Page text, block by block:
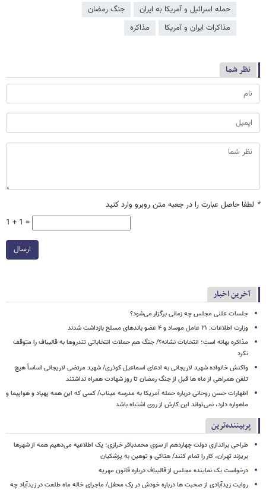
حمله اسرائیل و آمریکا به ایران
جنگ رمضان
مذاکرات ایران و آمریکا
مذاکره
نظر شما
* لطفا حاصل عبارت را در جعبه متن روبرو وارد کنید
1 + 1 =
ارسال
آخرین اخبار
جلسات علنی مجلس چه زمانی برگزار می‌شود؟
وزارت اطلاعات: ۲۱ عامل موساد و ۴ عضو باندهای مسلح بازداشت شدند
مذاکره بهانه است؛ انتخابات نشانه؟/ جنگ هم حملات انتخاباتی تندروها به قالیباف را متوقف
نکرد
واکنش خانواده شهید لاریجانی به ادعای اسماعیل کوثری/ شهید مرتضی لاریجانی اساساً هیچ
تلفن همراهی از ماه ها قبل از جنگ رمضان تا روز شهادت همراه نداشتند
اظهارات حسن روحانی درباره حمله آمریکا به مدرسه میناب/ کسی که این همه پهپاد و هواپیما و
ماهواره دارد، نمی‌تواند این کارش از روی اشتباه باشد
پربیننده‌ترین
طراحی براندازی دولت چهاردهم از سوی محمدباقر خرازی؛ یک اطلاعیه می‌دهیم همه از شهرها
بریزند تهران، کار را تمام کنند/ هتاکی و توهین به پزشکیان
درخواست یک نماینده مجلس از قالیباف درباره قانون مهریه
روایت زیدآبادی از صحبت ها درباره خودش در یک محفل/ ماجرای خاله ماه طلعت در زیدآباد چه